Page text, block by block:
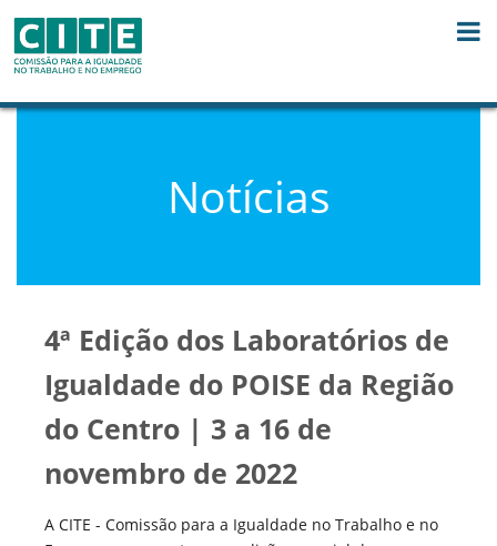
Notícias
4ª Edição dos Laboratórios de
Igualdade do POISE da Região
do Centro | 3 a 16 de
novembro de 2022
A CITE - Comissão para a Igualdade no Trabalho e no